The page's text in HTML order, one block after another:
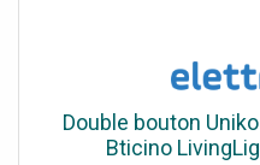
Double bouton
Bticino